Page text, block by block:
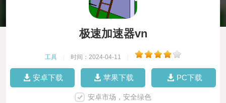
极速加速器vn
工具 时间：2024-04-11
安卓下载 苹果下载 PC下载
安卓市场，安全绿色